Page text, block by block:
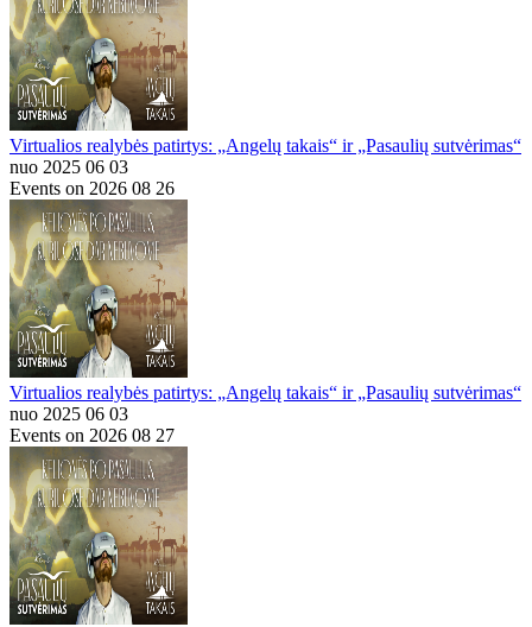
Virtualios realybės patirtys: „Angelų takais“ ir „Pasaulių sutvėrimas“
nuo 2025 06 03
Events on 2026 08 26
Virtualios realybės patirtys: „Angelų takais“ ir „Pasaulių sutvėrimas“
nuo 2025 06 03
Events on 2026 08 27